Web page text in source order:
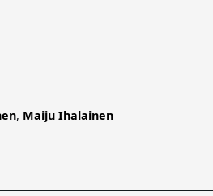
, Maiju Ihalainen